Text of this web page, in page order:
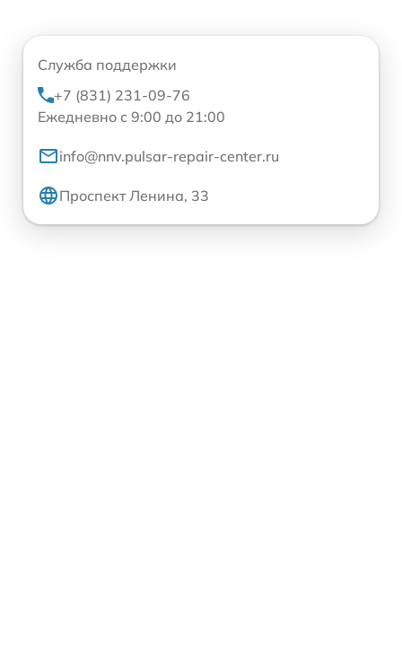
Служба поддержки
+7 (831) 231-09-76
Ежедневно с 9:00 до 21:00
info@nnv.pulsar-repair-center.ru
Проспект Ленина, 33